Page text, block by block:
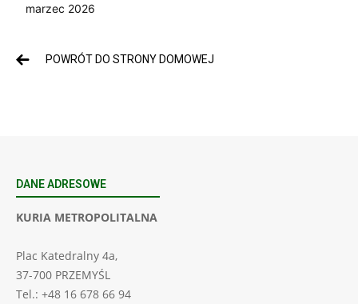
marzec 2026
POWRÓT DO STRONY DOMOWEJ
DANE ADRESOWE
KURIA METROPOLITALNA
Plac Katedralny 4a,
37-700 PRZEMYŚL
Tel.: +48 16 678 66 94